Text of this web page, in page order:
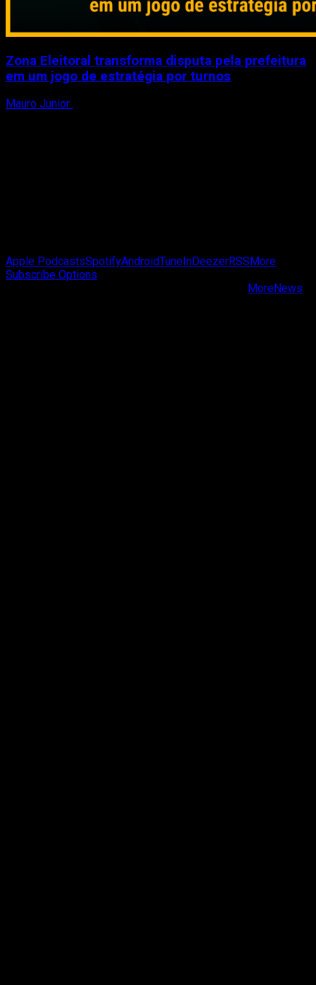
Zona Eleitoral transforma disputa pela prefeitura
em um jogo de estratégia por turnos
Mauro Junior
Apple PodcastsSpotifyAndroidTuneInDeezerRSS More
Subscribe Options
MoreNews